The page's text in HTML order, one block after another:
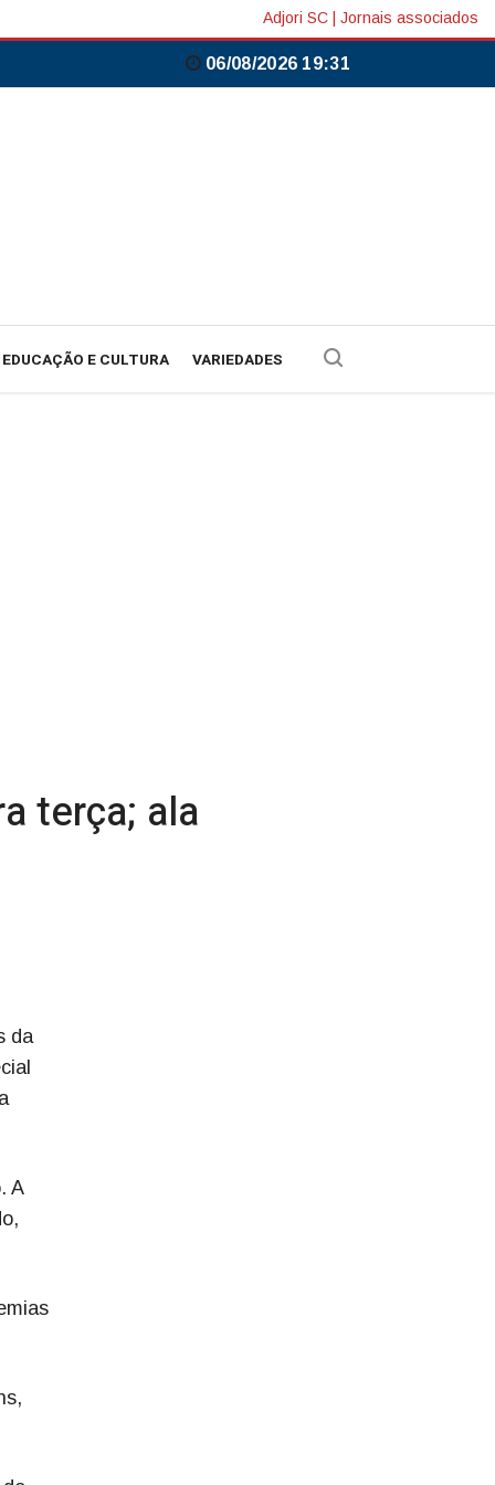
Adjori SC Jornais associados
06/08/2026 19:31
EDUCAÇÃO E CULTURA VARIEDADES
terça; ala
da
A